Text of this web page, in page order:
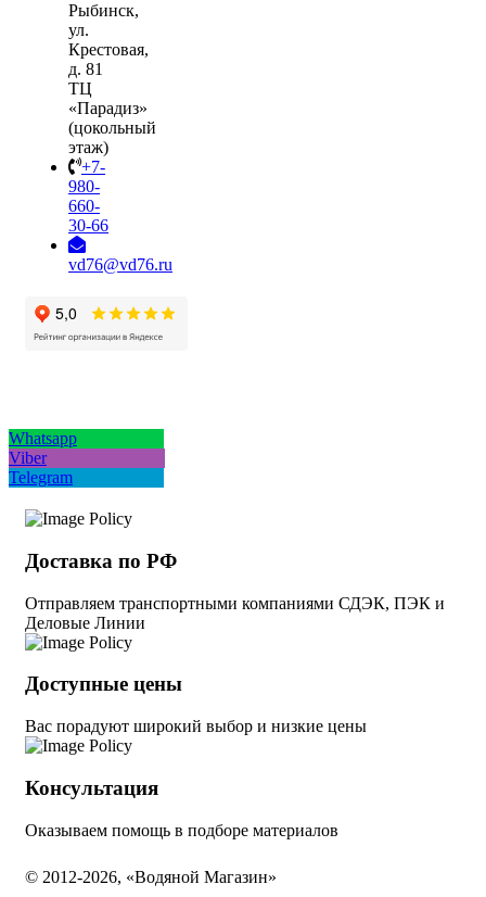
Рыбинск,
ул.
Крестовая,
д. 81
ТЦ
«Парадиз»
(цокольный
этаж)
+7-
980-
660-
30-66
vd76@vd76.ru
Whatsapp
Viber
Telegram
Доставка по РФ
Отправляем транспортными компаниями СДЭК, ПЭК и
Деловые Линии
Доступные цены
Вас порадуют широкий выбор и низкие цены
Консультация
Оказываем помощь в подборе материалов
© 2012-2026, «Водяной Магазин»